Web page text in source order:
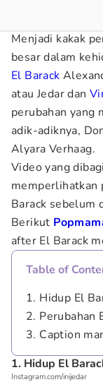
Menjadi kakak
besar dalam
El Barack
atau Jedar dan
perubahan yang
adik-adiknya,
Alyara Verhaag.
Video yang
memperlihatkan
Barack sebelum
Berikut
after El Barack
Table of
1. Hidup El
2. Perubahan
3. Caption
1. Hidup El
Instagram.com/inijedar